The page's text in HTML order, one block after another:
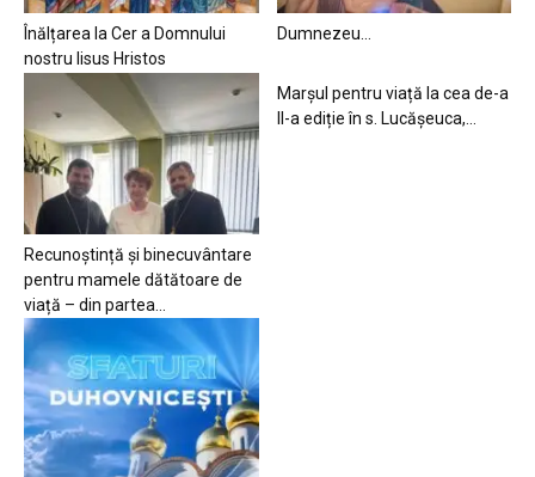
Înălțarea la Cer a Domnului
nostru Iisus Hristos
Dumnezeu…
Recunoștință și binecuvântare
pentru mamele dătătoare de
viață – din partea...
Marșul pentru viață la cea de-a
II-a ediție în s. Lucășeuca,...